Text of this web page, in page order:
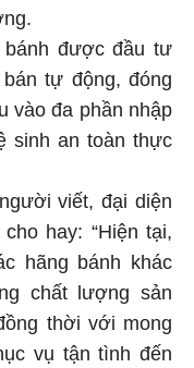
bánh được đầu tư
tự động, đóng
vào đa phần nhập
sinh an toàn thực
viết, đại diện
hay: “Hiện tại,
hãng bánh khác
chất lượng sản
thời với mong
vụ tận tình đến